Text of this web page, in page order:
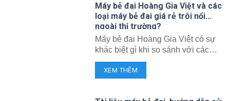
Máy bẻ đai Hoàng Gia Việt và các
loại máy bẻ đai giá rẻ trôi nổi
ngoài thị trường?
Máy bẻ đai Hoàng Gia Việt có sự
khác biệt gì khi so sánh với các
loại máy bẻ đai giá rẻ trôi nổi khác
ngoài thị trường?
XEM THÊM